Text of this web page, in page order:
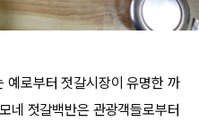
예로부터 젓갈시장이 유명한 까
네 젓갈백반은 관광객들로부터